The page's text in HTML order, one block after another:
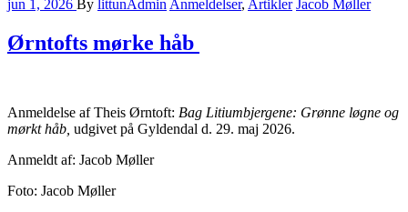
jun 1, 2026 By littunAdmin Anmeldelser, Artikler Jacob Møller
Ørntofts mørke håb
Anmeldelse af Theis Ørntoft: Bag Litiumbjergene: Grønne løgne og
mørkt håb, udgivet på Gyldendal d. 29. maj 2026.
Anmeldt af: Jacob Møller
Foto: Jacob Møller